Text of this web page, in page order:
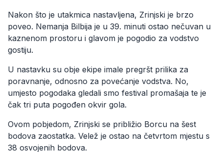
Nakon što je utakmica nastavljena, Zrinjski je brzo
poveo. Nemanja Bilbija je u 39. minuti ostao nečuvan u
kaznenom prostoru i glavom je pogodio za vodstvo
gostiju.
U nastavku su obje ekipe imale pregršt prilika za
poravnanje, odnosno za povećanje vodstva. No,
umjesto pogodaka gledali smo festival promašaja te je
čak tri puta pogođen okvir gola.
Ovom pobjedom, Zrinjski se približio Borcu na šest
bodova zaostatka. Velež je ostao na četvrtom mjestu s
38 osvojenih bodova.